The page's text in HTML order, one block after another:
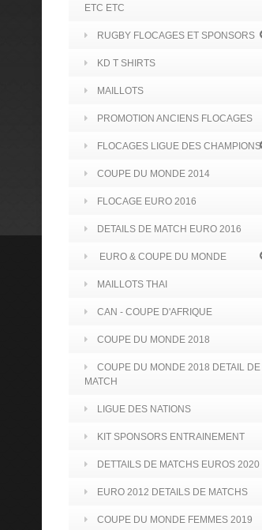
ETC ETC
RUGBY FLOCAGES ET SPONSORS
KD T SHIRTS
MAILLOTS
PROMOTION ANCIENS FLOCAGES
FLOCAGES LIGUE DES CHAMPIONS
COUPE DU MONDE 2014
FLOCAGE EURO 2016
DETAILS DE MATCH EURO 2016
EURO & COUPE DU MONDE
MAILLOTS THAI
CAN - COUPE D'AFRIQUE
COUPE DU MONDE 2018
COUPE DU MONDE 2018 DETAIL DE
MATCH
LIGUE DES NATIONS
KIT SPONSORS ENTRAINEMENT
DETTAILS DE MATCHS EUROS 2020
EURO 2012 DETAILS DE MATCHS
COUPE DU MONDE FEMMES 2019